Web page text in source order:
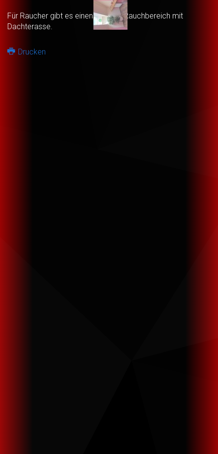
Für Raucher gibt es einen eigenen Rauchbereich mit
Dachterasse.
Drucken